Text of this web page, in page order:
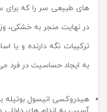
های طبیعی سر را که برای
در نهایت منجر به خشکی،
ترکیبات نگه دارنده و یا
به ایجاد حساسیت در فرد
هیدروکسی انیسول بوتیله